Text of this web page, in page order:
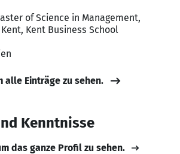
of Science in Management,
Kent Business School
alle Einträge zu sehen.
Kenntnisse
das ganze Profil zu sehen.